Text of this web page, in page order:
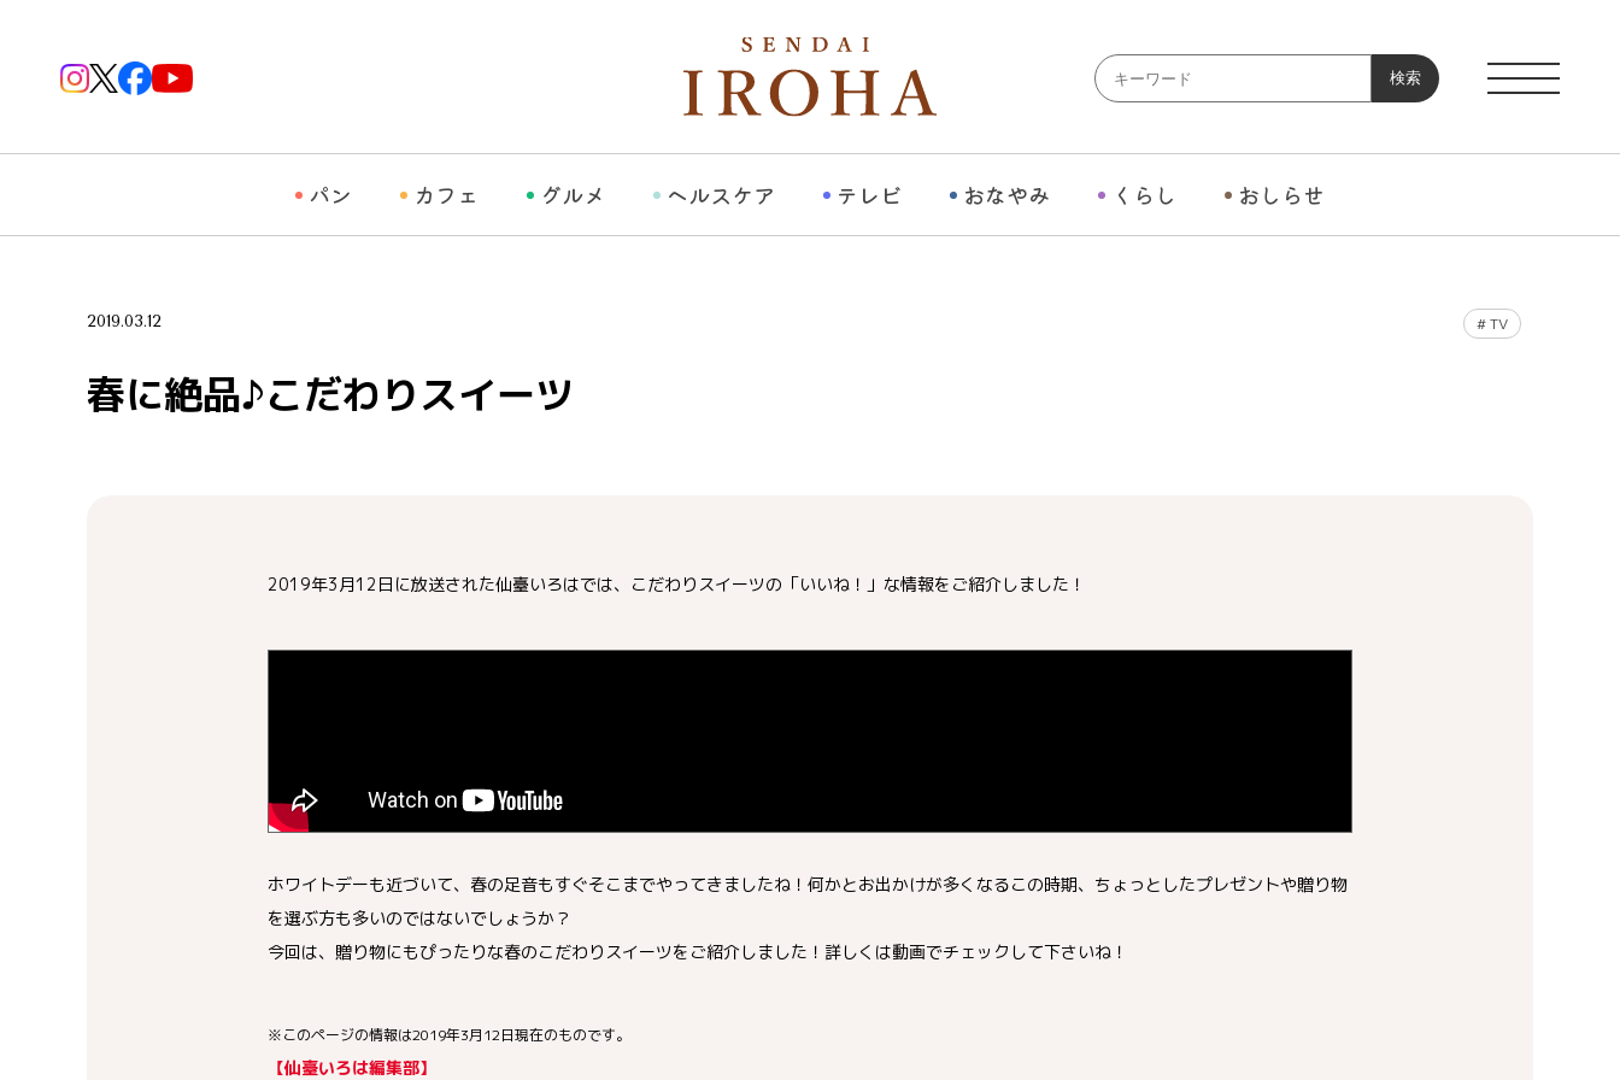
検索
パン カフェ グルメ ヘルスケア テレビ おなやみ くらし おしらせ
2019.03.12 #TV
春に絶品♪こだわりスイーツ
2019年3月12日に放送された仙臺いろはでは、こだわりスイーツの「いいね！」な情報をご紹介しました！
ホワイトデーも近づいて、春の足音もすぐそこまでやってきましたね！何かとお出かけが多くなるこの時期、ちょっとしたプレゼントや贈り物
を選ぶ方も多いのではないでしょうか？
今回は、贈り物にもぴったりな春のこだわりスイーツをご紹介しました！詳しくは動画でチェックして下さいね！
※このページの情報は2019年3月12日現在のものです。
【仙臺いろは編集部】